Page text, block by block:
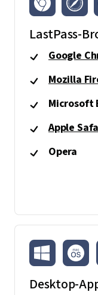
LastPass-
Google
Mozilla
Microsoft
Apple
Opera
Desktop-